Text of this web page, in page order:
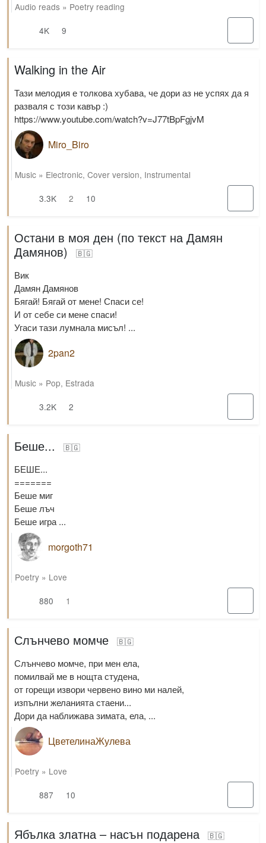
Audio reads » Poetry reading
4K
9
Walking in the Air
Тази мелодия е толкова хубава, че дори аз не успях да я
разваля с този кавър :)
https://www.youtube.com/watch?v=J77tBpFgjvM
Miro_Biro
Music » Electronic, Cover version, Instrumental
3.3K
2 10
Остани в моя ден (по текст на Дамян
Дамянов)
🇧🇬
Вик
Дамян Дамянов
Бягай! Бягай от мене! Спаси се!
И от себе си мене спаси!
Угаси тази лумнала мисъл! ...
2pan2
Music » Pop, Estrada
3.2K
2
Беше... 🇧🇬
БЕШЕ...
=======
Беше миг
Беше лъч
Беше игра ...
morgoth71
Poetry » Love
880
1
Слънчево момче 🇧🇬
Слънчево момче, при мен ела,
помилвай ме в нощта студена,
от горещи извори червено вино ми налей,
изпълни желанията стаени...
Дори да наближава зимата, ела, ...
ЦветелинаЖулева
Poetry » Love
887
10
Ябълка златна – насън подарена 🇧🇬